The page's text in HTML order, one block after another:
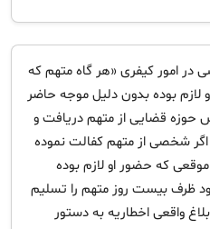
دادرسی در امور كيفری «هر گاه متهم که
لازم بوده بدون دلیل موجه حاضر
حوزه‌ قضایی از متهم دریافت و
شخصی از متهم کفالت نموده
که حضور او لازم بوده
ظرف بیست روز متهم را تسلیم
واقعی اخطاریه به دستور